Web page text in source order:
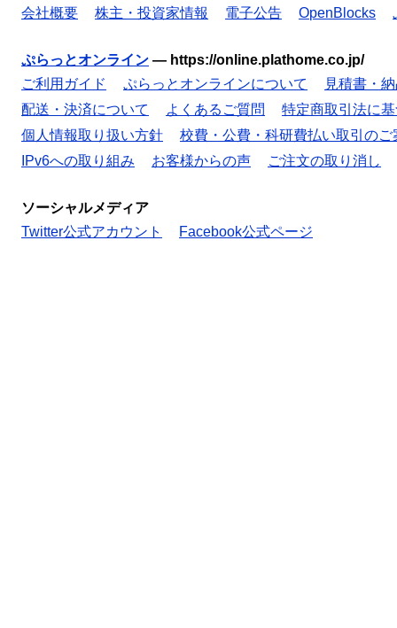
会社概要 株主・投資家情報 電子公告 OpenBlocks
ぷらっとオンライン — https://online.plathome.co.jp/
ご利用ガイド
ぷらっとオンラインについて
見積書・
配送・決済について
よくあるご質問
特定商取引法に
個人情報取り扱い方針
校費・公費・科研費払い取引のご
IPv6への取り組み
お客様からの声 ご注文の取り消し
ソーシャルメディア
Twitter公式アカウント
Facebook公式ページ